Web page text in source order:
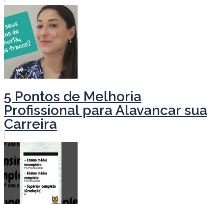
5 Pontos de Melhoria
Profissional para Alavancar sua
Carreira